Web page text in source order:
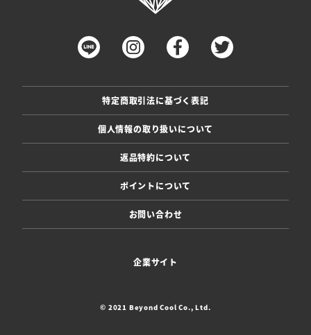
特定商取引法に基づく表記
個人情報の取り扱いについて
返品特約について
ポイントについて
お問い合わせ
企業サイト
© 2021 Beyond Cool Co., Ltd.